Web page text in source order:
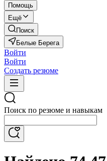
Помощь
Ещё
Поиск
Белые Берега
Войти
Войти
Создать резюме
Поиск по резюме и навыкам